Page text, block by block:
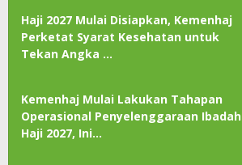
Haji 2027 Mulai Disiapkan, Kemenhaj
Perketat Syarat Kesehatan untuk
Tekan Angka …
Kemenhaj Mulai Lakukan Tahapan
Operasional Penyelenggaraan Ibadah
Haji 2027, Ini…